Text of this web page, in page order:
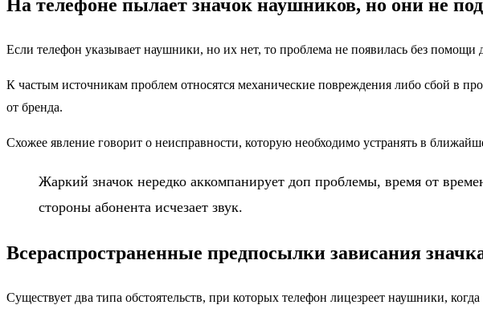
На телефоне пылает значок наушников, но они не
Если телефон указывает наушники, но их нет, то проблема не появилась без помощи
К частым источникам проблем относятся механические повреждения либо сбой в
от бренда.
Схожее явление говорит о неисправности, которую необходимо устранять в
Жаркий значок нередко аккомпанирует доп проблемы, время от
стороны абонента исчезает звук.
Всераспространенные предпосылки зависания
Существует два типа обстоятельств, при которых телефон лицезреет наушники,